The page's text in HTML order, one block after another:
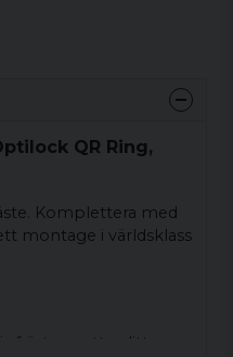
QR Ring,
Komplettera med
montage i världsklass
frästa ur ett solitt